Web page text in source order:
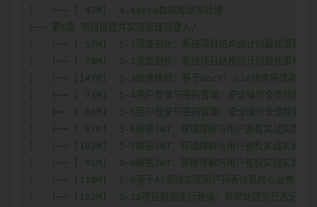
│   └── [ 87M]  4-4gorm数据库读写处理
├── 第5章 项目搭建并实现管理员登入/
│   ├── [ 57M]  5-1深度剖析：系统项目结构设计的最优策略（
│   ├── [ 78M]  5-2深度剖析：系统项目结构设计的最优策略（
│   ├── [147M]  5-3极速体验：基于Goctl-Gin快速搭建项目实
│   ├── [ 73M]  5-4用户登录与密码管理：安全操作全流程解析
│   ├── [ 86M]  5-5用户登录与密码管理：安全操作全流程解析
│   ├── [ 87M]  5-6解密JWT：原理理解与用户鉴权实战实现（
│   ├── [162M]  5-7解密JWT：原理理解与用户鉴权实战实现（
│   ├── [ 91M]  5-8解密JWT：原理理解与用户鉴权实战实现（
│   ├── [110M]  5-9基于AI高效实现用户列表信息核心业务
│   ├── [122M]  5-10项目稳健运行秘诀：异常处理与日志记录技